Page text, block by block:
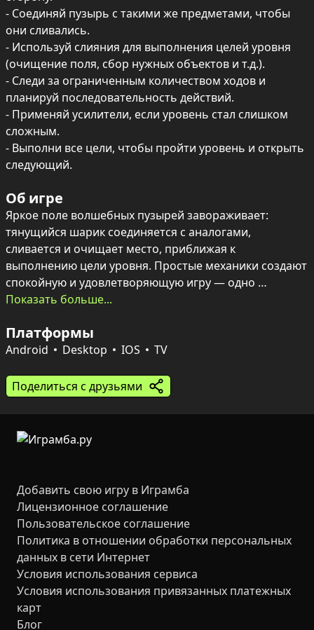
- Соединяй пузырь с такими же предметами, чтобы
они сливались.
- Используй слияния для выполнения целей уровня
(очищение поля, сбор нужных объектов и т.д.).
- Следи за ограниченным количеством ходов и
планируй последовательность действий.
- Применяй усилители, если уровень стал слишком
сложным.
- Выполни все цели, чтобы пройти уровень и открыть
следующий.
Об игре
Яркое поле волшебных пузырей завораживает:
тянущийся шарик соединяется с аналогами,
сливается и очищает место, приближая к
выполнению цели уровня. Простые механики создают
спокойную и удовлетворяющую игру — одно
движение может привести к цепной реакции и
По мере прохождения появляются новые предметы,
и требуют хитрости в планировании ходов. Игра
отлично подходит для коротких сессий, но и дарит
любит довести каждую головоломку до идеала.
Показать больше...
Платформы
Android Desktop IOS TV
Поделиться с друзьями
Добавить свою игру в Играмба
Лицензионное соглашение
Пользовательское соглашение
Политика в отношении обработки персональных
данных в сети Интернет
Условия использования сервиса
Условия использования привязанных платежных
карт
Блог